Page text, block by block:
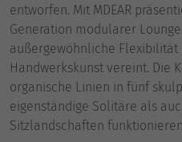
entworfen. Mit MDEAR
Generation modularer
außergewöhnliche
Handwerkskunst vereint. Die
organische Linien in fünf
eigenständige Solitäre als
Sitzlandschaften